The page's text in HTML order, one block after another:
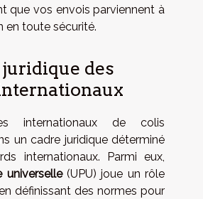
que vos envois parviennent à
en toute sécurité.
des
internationaux de colis
un cadre juridique déterminé
internationaux. Parmi eux,
universelle(UPU) joue un rôle
définissant des normes pour